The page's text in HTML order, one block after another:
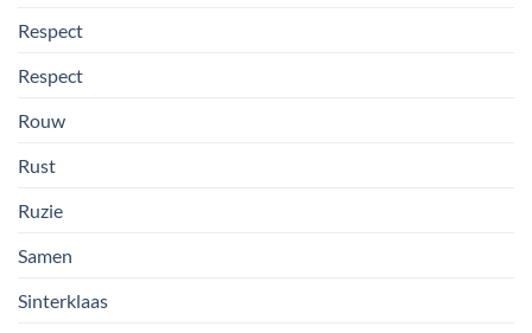
Respect
Respect
Rouw
Rust
Ruzie
Samen
Sinterklaas